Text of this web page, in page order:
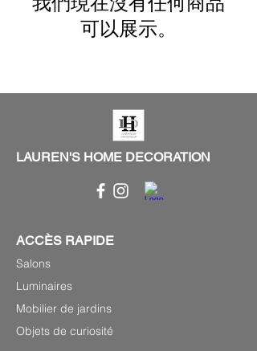
可以展示。
LAUREN'S HOME DECORATION
ACCÈS RAPIDE
Salons
Luminaires
Mobilier de jardins
Objets de curiosité